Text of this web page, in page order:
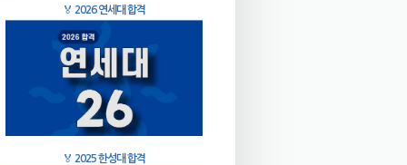
🏅 2026 연세대 합격
🏅 2025 한성대 합격